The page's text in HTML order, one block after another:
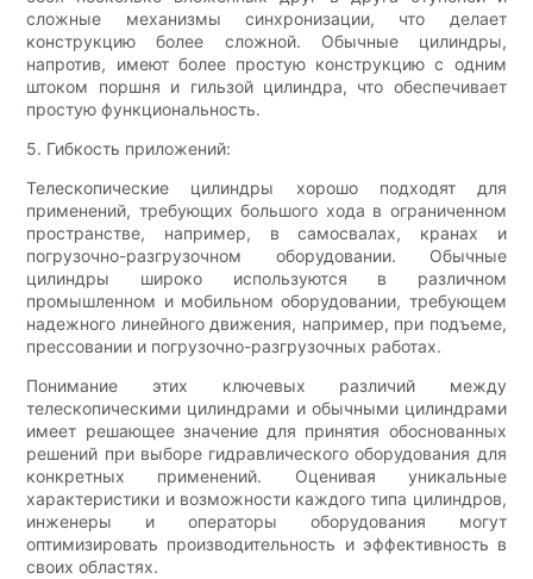
сложные механизмы синхронизации, что делает
конструкцию более сложной. Обычные цилиндры,
напротив, имеют более простую конструкцию с одним
штоком поршня и гильзой цилиндра, что обеспечивает
простую функциональность.
5. Гибкость приложений:
Телескопические цилиндры хорошо подходят для
применений, требующих большого хода в ограниченном
пространстве, например, в самосвалах, кранах и
погрузочно-разгрузочном оборудовании. Обычные
цилиндры широко используются в различном
промышленном и мобильном оборудовании, требующем
надежного линейного движения, например, при подъеме,
прессовании и погрузочно-разгрузочных работах.
Понимание этих ключевых различий между
телескопическими цилиндрами и обычными цилиндрами
имеет решающее значение для принятия обоснованных
решений при выборе гидравлического оборудования для
конкретных применений. Оценивая уникальные
характеристики и возможности каждого типа цилиндров,
инженеры и операторы оборудования могут
оптимизировать производительность и эффективность в
своих областях.